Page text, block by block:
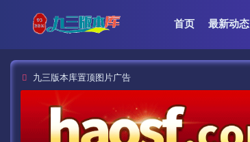
首页 最新动态
九三版本库置顶图片广告